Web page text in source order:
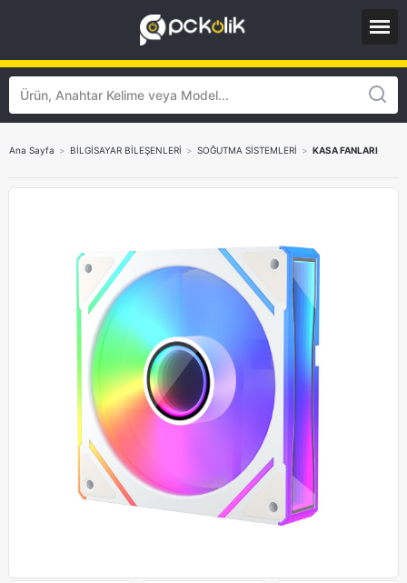
Ana Sayfa > BİLGİSAYAR BİLEŞENLERİ > SOĞUTMA SİSTEMLERİ > KASA FANLARI